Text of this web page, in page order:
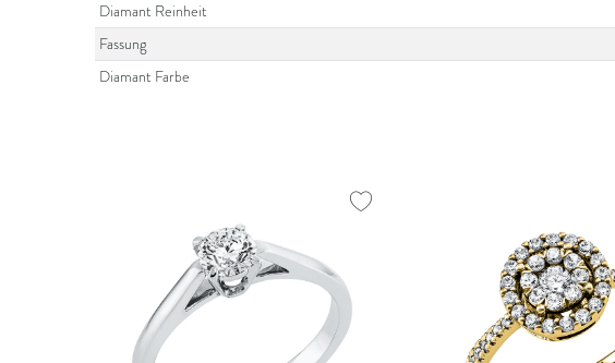
Diamant Reinheit
Fassung
Diamant Farbe